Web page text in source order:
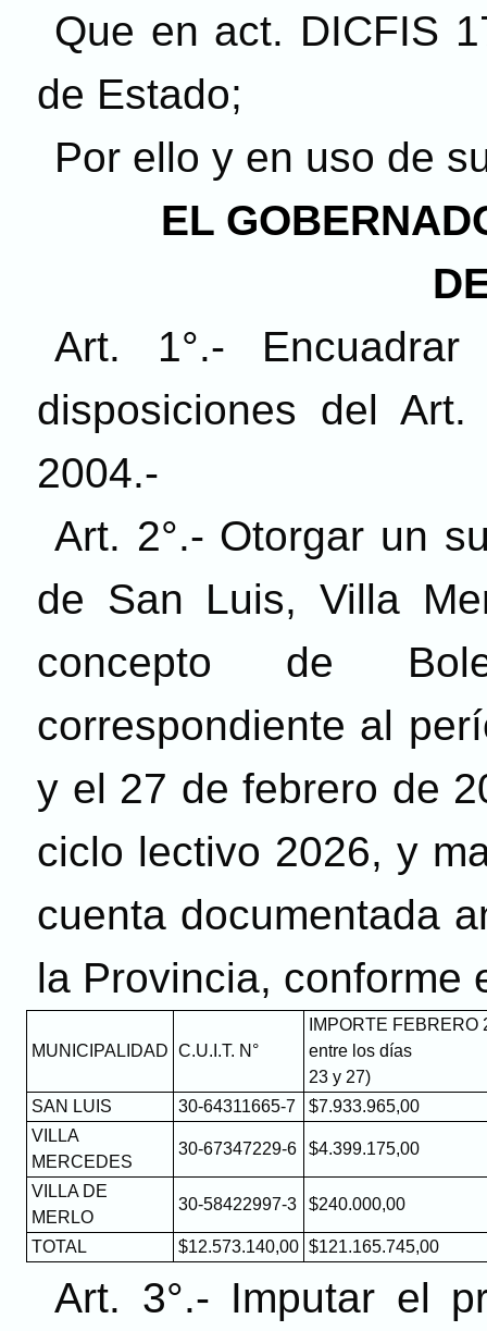
Que en act. DICFIS
de Estado;
Por ello y en uso de
EL
Art. 1°.-
disposiciones del
2004.-
Art. 2°.- Otorgar un
de San Luis, Villa
concepto de
correspondiente al
y el 27 de febrero de
ciclo lectivo 2026, y
cuenta documentada
la Provincia, conforme
MUNICIPALIDAD C.U.I.T. N°
IMPORTE FEBRERO
entre los días
23 y 27)
SAN LUIS
30-64311665-7
$7.933.965,00
VILLA
MERCEDES
30-67347229-6 $4.399.175,00
VILLA DE
MERLO
30-58422997-3 $240.000,00
TOTAL $12.573.140,00 $121.165.745,00
Art. 3°.- Imputar el